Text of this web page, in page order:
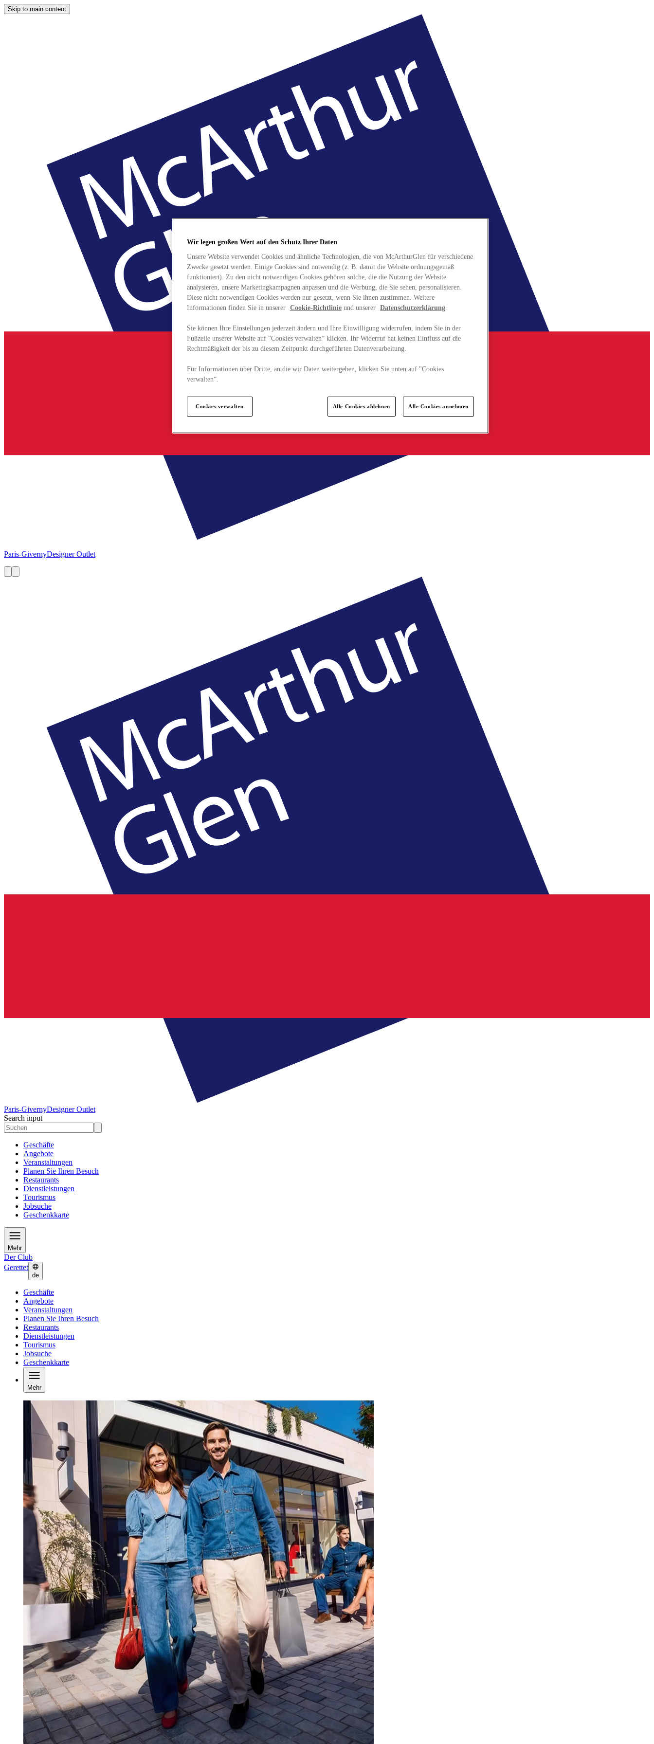
Skip to main content
Paris-GivernyDesigner Outlet
Paris-GivernyDesigner Outlet
Search input
Geschäfte
Angebote
Veranstaltungen
Planen Sie Ihren Besuch
Restaurants
Dienstleistungen
Tourismus
Jobsuche
Geschenkkarte
Mehr
Der Club
Gerettet
de
Geschäfte
Angebote
Veranstaltungen
Planen Sie Ihren Besuch
Restaurants
Dienstleistungen
Tourismus
Jobsuche
Geschenkkarte
Mehr
Wir legen großen Wert auf den Schutz Ihrer Daten
Unsere Website verwendet Cookies und ähnliche Technologien, die von McArthurGlen für verschiedene
Zwecke gesetzt werden. Einige Cookies sind notwendig (z. B. damit die Website ordnungsgemäß
funktioniert). Zu den nicht notwendigen Cookies gehören solche, die die Nutzung der Website
analysieren, unsere Marketingkampagnen anpassen und die Werbung, die Sie sehen, personalisieren.
Diese nicht notwendigen Cookies werden nur gesetzt, wenn Sie ihnen zustimmen. Weitere
Informationen finden Sie in unserer Cookie-Richtlinie und unserer Datenschutzerklärung.
Sie können Ihre Einstellungen jederzeit ändern und Ihre Einwilligung widerrufen, indem Sie in der
Fußzeile unserer Website auf "Cookies verwalten“ klicken. Ihr Widerruf hat keinen Einfluss auf die
Rechtmäßigkeit der bis zu diesem Zeitpunkt durchgeführten Datenverarbeitung.
Für Informationen über Dritte, an die wir Daten weitergeben, klicken Sie unten auf "Cookies
verwalten“.
Cookies verwalten Alle Cookies ablehnen Alle Cookies annehmen